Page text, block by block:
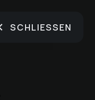
SCHLIESSEN